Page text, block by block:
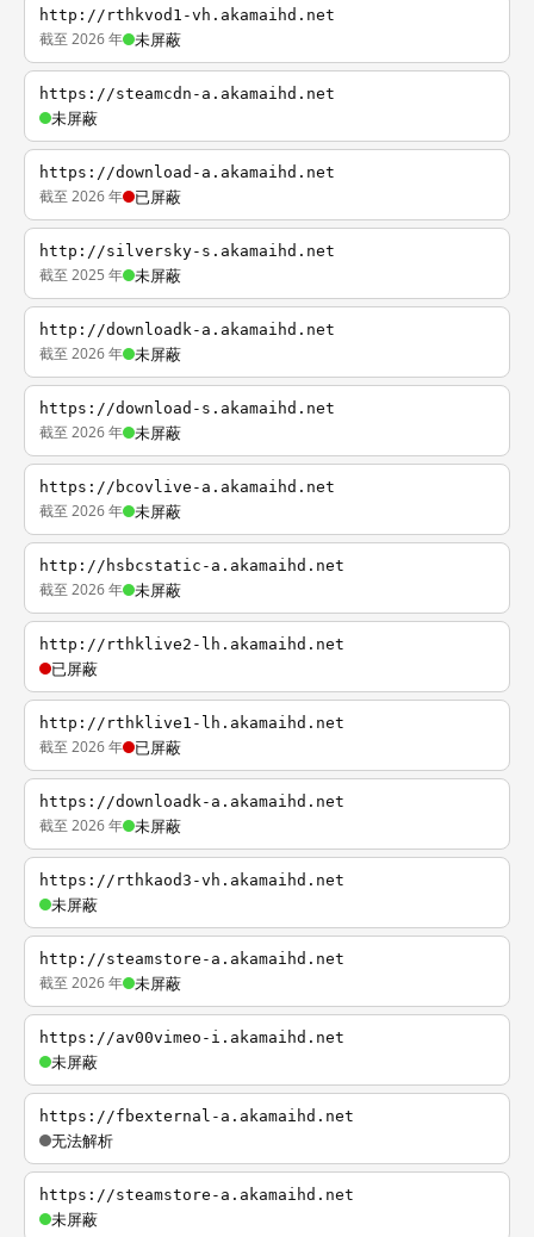
http://rthkvod1-vh.akamaihd.net
截至 2026 年 未屏蔽
https://steamcdn-a.akamaihd.net
未屏蔽
https://download-a.akamaihd.net
截至 2026 年 已屏蔽
http://silversky-s.akamaihd.net
截至 2025 年 未屏蔽
http://downloadk-a.akamaihd.net
截至 2026 年 未屏蔽
https://download-s.akamaihd.net
截至 2026 年 未屏蔽
https://bcovlive-a.akamaihd.net
截至 2026 年 未屏蔽
http://hsbcstatic-a.akamaihd.net
截至 2026 年 未屏蔽
http://rthklive2-lh.akamaihd.net
已屏蔽
http://rthklive1-lh.akamaihd.net
截至 2026 年 已屏蔽
https://downloadk-a.akamaihd.net
截至 2026 年 未屏蔽
https://rthkaod3-vh.akamaihd.net
未屏蔽
http://steamstore-a.akamaihd.net
截至 2026 年 未屏蔽
https://av00vimeo-i.akamaihd.net
未屏蔽
https://fbexternal-a.akamaihd.net
无法解析
https://steamstore-a.akamaihd.net
未屏蔽